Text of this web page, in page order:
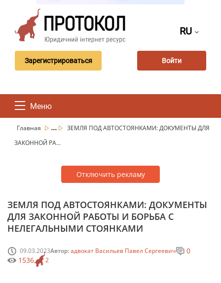
RU
Зарегистрироваться Войти
Меню
Главная ...
ЗЕМЛЯ ПОД АВТОСТОЯНКАМИ: ДОКУМЕНТЫ ДЛЯ
ЗАКОННОЙ РА...
Отключить рекламу
ЗЕМЛЯ ПОД АВТОСТОЯНКАМИ: ДОКУМЕНТЫ
ДЛЯ ЗАКОННОЙ РАБОТЫ И БОРЬБА С
НЕЛЕГАЛЬНЫМИ СТОЯНКАМИ
09.03.2023Автор:адвокат Васильев Павел Сергеевич
2
0
1536